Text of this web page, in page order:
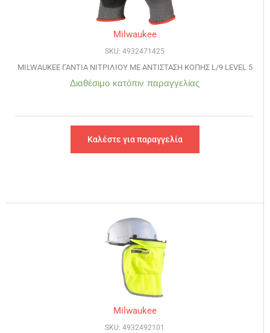
Milwaukee
SKU: 4932471425
MILWAUKEE ΓΑΝΤΙΑ ΝΙΤΡΙΛΙΟΥ ΜΕ ΑΝΤΙΣΤΑΣΗ ΚΟΠΗΣ L/9 LEVEL 5
Διαθέσιμο κατόπιν παραγγελίας
Καλέστε για παραγγελία
Milwaukee
SKU: 4932492101